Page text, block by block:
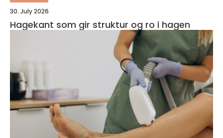
30. July 2026
Hagekant som gir struktur og ro i hagen